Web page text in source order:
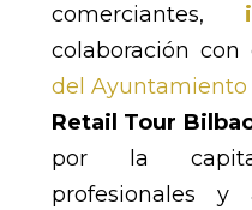
comerciantes,
colaboración con
del Ayuntamiento
Retail Tour
por la
profesionales y